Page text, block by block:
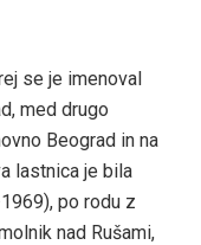
se je imenoval
med drugo
Beograd in na
lastnica je bila
po rodu z
nad Rušami,